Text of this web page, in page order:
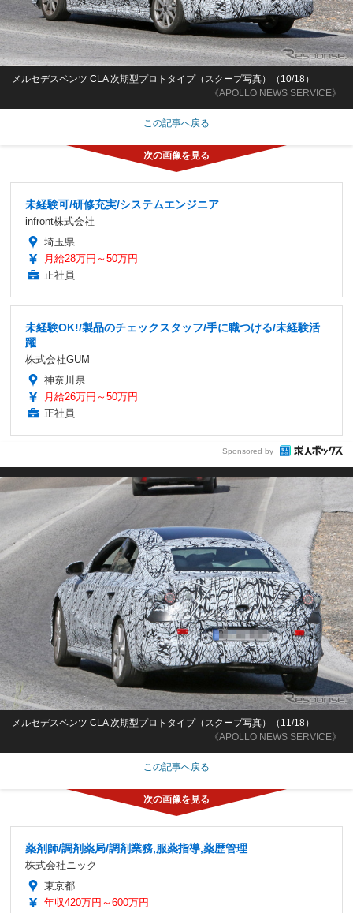
《APOLLO NEWS SERVICE》
メルセデスベンツ CLA 次期型プロトタイプ（スクープ写真）（10/18）
この記事へ戻る
未経験可/研修充実/システムエンジニア
infront株式会社
埼玉県
月給28万円～50万円
正社員
未経験OK!/製品のチェックスタッフ/手に職つける/未経験活
躍
株式会社GUM
神奈川県
月給26万円～50万円
正社員
Sponsored by
《APOLLO NEWS SERVICE》
メルセデスベンツ CLA 次期型プロトタイプ（スクープ写真）（11/18）
この記事へ戻る
薬剤師/調剤薬局/調剤業務,服薬指導,薬歴管理
株式会社ニック
東京都
年収420万円～600万円